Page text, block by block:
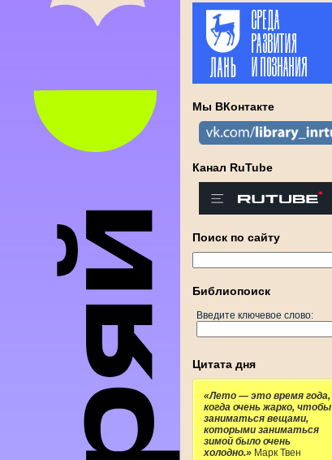
Мы ВКонтакте
Канал RuTube
Поиск по сайту
Библиопоиск
Введите ключевое слово:
Цитата дня
«Лето — это время года,
когда очень жарко, чтобы
заниматься вещами,
которыми заниматься
зимой было очень
холодно.» Марк Твен